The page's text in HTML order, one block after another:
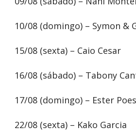
10/08 (domingo) – Symon &
15/08 (sexta) – Caio Cesar
16/08 (sábado) – Tabony
17/08 (domingo) – Ester
22/08 (sexta) – Kako Garcia